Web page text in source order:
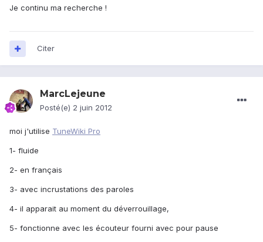
Je continu ma recherche !
Citer
MarcLejeune
Posté(e) 2 juin 2012
moi j'utilise TuneWiki Pro
1- fluide
2- en français
3- avec incrustations des paroles
4- il apparait au moment du déverrouillage,
5- fonctionne avec les écouteur fourni avec pour pause